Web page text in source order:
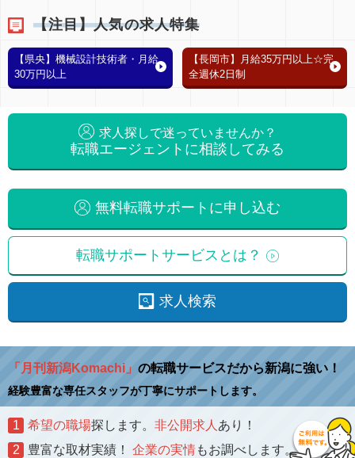
【注目】人気の求人特集
【県央】機械設計技術者・月給
30万円以上
【長岡市】月給35万円以上☆完
全週休2日制
求人探しで迷っていませんか？
転職エージェントに相談してみる
無料転職サポートに申し込む
転職サポートサービスとは？
求人検索
「月刊新潟Komachi」 の転職サービスだから新潟に強い！
経験豊富な専任スタッフが丁寧にサポートします。
1 希望の職場探します。 非公開求人 あり！
2
豊富な取材実績！ 企業の実情もお調べします。